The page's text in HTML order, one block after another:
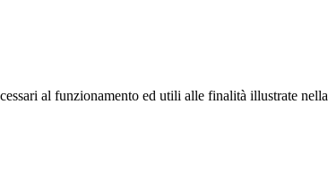
al funzionamento ed utili alle finalità illustrate nella